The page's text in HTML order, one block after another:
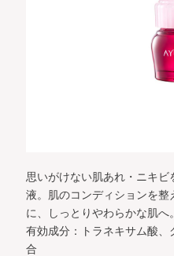
思いがけない肌あれ・ニキ
液。
肌のコンディションを整
に、しっとりやわらかな肌へ。
有効成分：トラネキサム酸
合